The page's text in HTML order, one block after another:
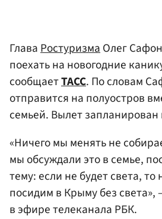
ГлаваРостуризмаОлег
поехать на новогодние
сообщаетТАСС. По словам
отправится на полуостров
семьей. Вылет запланирован
«Ничего мы менять не
мы обсуждали это в семье,
тему: если не будет света, то
посидим в Крыму без
в эфире телеканала РБК.